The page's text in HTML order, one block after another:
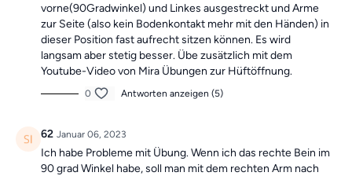
vorne(90Gradwinkel) und Linkes ausgestreckt und Arme
zur Seite (also kein Bodenkontakt mehr mit den Händen) in
dieser Position fast aufrecht sitzen können. Es wird
langsam aber stetig besser. Übe zusätzlich mit dem
Youtube-Video von Mira Übungen zur Hüftöffnung.
0 Antworten anzeigen (5)
62 Januar 06, 2023
Ich habe Probleme mit Übung. Wenn ich das rechte Bein im
90 grad Winkel habe, soll man mit dem rechten Arm nach